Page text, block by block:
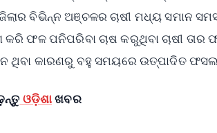
ଜିଲାର ବିଭିନ୍ନ ଅଞ୍ଚଳର ଚାଷୀ ମଧ୍ୟ ସମାନ
ଫଳ ପନିପରିବା ଚାଷ କରୁଥିବା ଚାଷୀ
ଥିବା କାରଣରୁ ବହୁ ସମୟରେ ଉତ୍ପାଦିତ
ଓଡ଼ିଶାଖବର